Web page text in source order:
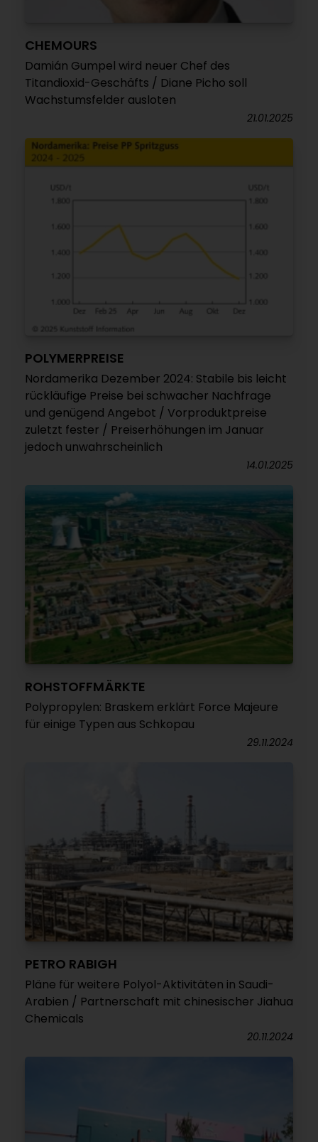
CHEMOURS
Damián Gumpel wird neuer Chef des
Titandioxid-Geschäfts / Diane Picho soll
Wachstumsfelder ausloten
21.01.2025
POLYMERPREISE
Nordamerika Dezember 2024: Stabile bis leicht
rückläufige Preise bei schwacher Nachfrage
und genügend Angebot / Vorproduktpreise
zuletzt fester / Preiserhöhungen im Januar
jedoch unwahrscheinlich
14.01.2025
ROHSTOFFMÄRKTE
Polypropylen: Braskem erklärt Force Majeure
für einige Typen aus Schkopau
29.11.2024
PETRO RABIGH
Pläne für weitere Polyol-Aktivitäten in Saudi-
Arabien / Partnerschaft mit chinesischer Jiahua
Chemicals
20.11.2024